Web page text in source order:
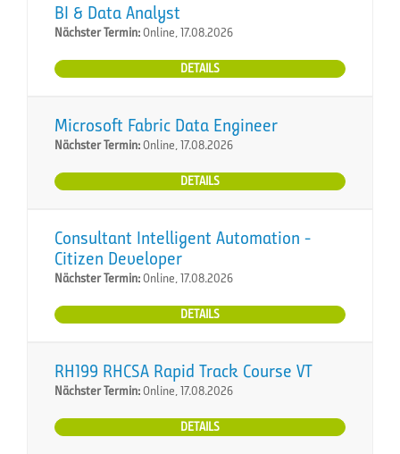
BI & Data Analyst
Nächster Termin:Online, 17.08.2026
DETAILS
Microsoft Fabric Data Engineer
Nächster Termin:Online, 17.08.2026
DETAILS
Consultant Intelligent Automation -
Citizen Developer
Nächster Termin:Online, 17.08.2026
DETAILS
RH199 RHCSA Rapid Track Course VT
Nächster Termin:Online, 17.08.2026
DETAILS